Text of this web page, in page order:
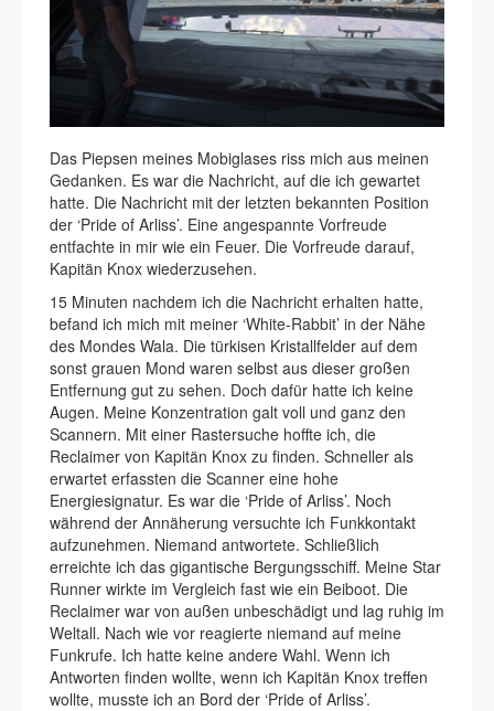
Das Piepsen meines Mobiglases riss mich aus meinen
Gedanken. Es war die Nachricht, auf die ich gewartet
hatte. Die Nachricht mit der letzten bekannten Position
der ‘Pride of Arliss’. Eine angespannte Vorfreude
entfachte in mir wie ein Feuer. Die Vorfreude darauf,
Kapitän Knox wiederzusehen.
15 Minuten nachdem ich die Nachricht erhalten hatte,
befand ich mich mit meiner ‘White-Rabbit’ in der Nähe
des Mondes Wala. Die türkisen Kristallfelder auf dem
sonst grauen Mond waren selbst aus dieser großen
Entfernung gut zu sehen. Doch dafür hatte ich keine
Augen. Meine Konzentration galt voll und ganz den
Scannern. Mit einer Rastersuche hoffte ich, die
Reclaimer von Kapitän Knox zu finden. Schneller als
erwartet erfassten die Scanner eine hohe
Energiesignatur. Es war die ‘Pride of Arliss’. Noch
während der Annäherung versuchte ich Funkkontakt
aufzunehmen. Niemand antwortete. Schließlich
erreichte ich das gigantische Bergungsschiff. Meine Star
Runner wirkte im Vergleich fast wie ein Beiboot. Die
Reclaimer war von außen unbeschädigt und lag ruhig im
Weltall. Nach wie vor reagierte niemand auf meine
Funkrufe. Ich hatte keine andere Wahl. Wenn ich
Antworten finden wollte, wenn ich Kapitän Knox treffen
wollte, musste ich an Bord der ‘Pride of Arliss’.